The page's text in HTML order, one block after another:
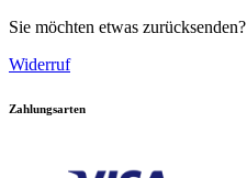
Sie möchten etwas zurücksenden?
Widerruf
Zahlungsarten